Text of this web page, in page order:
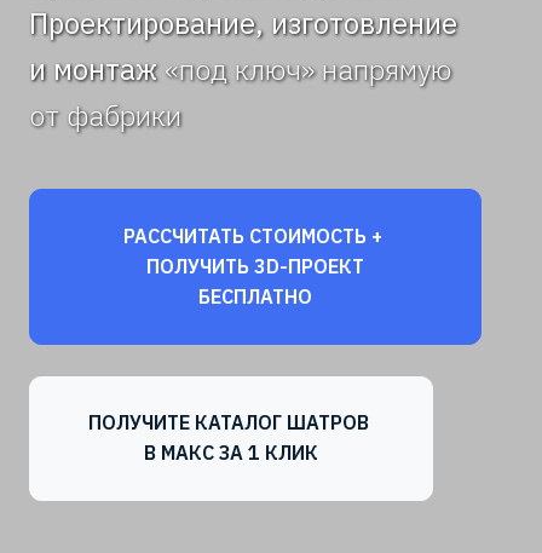
Проектирование, изготовление
и монтаж«под ключ» напрямую
от фабрики
РАССЧИТАТЬ СТОИМОСТЬ +
ПОЛУЧИТЬ 3D-ПРОЕКТ
БЕСПЛАТНО
ПОЛУЧИТЕ КАТАЛОГ ШАТРОВ
В МАКС ЗА 1 КЛИК